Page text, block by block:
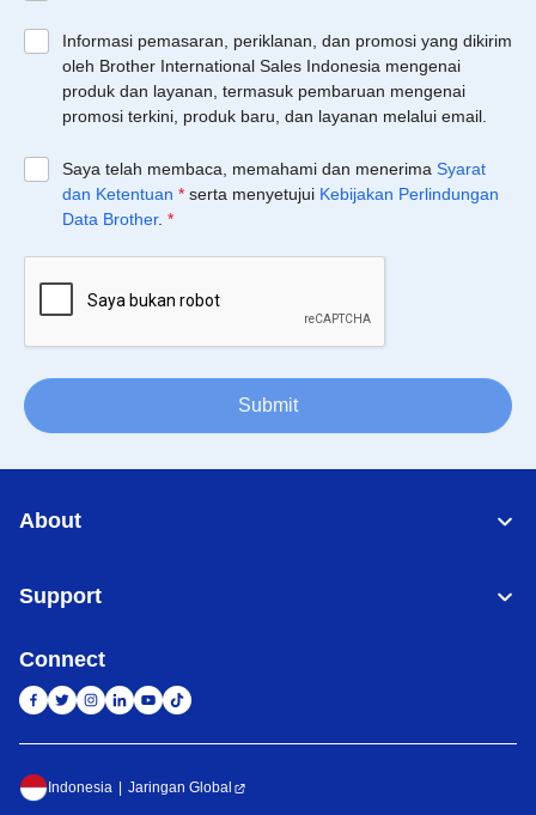
Informasi pemasaran, periklanan, dan promosi yang dikirim
oleh Brother International Sales Indonesia mengenai
produk dan layanan, termasuk pembaruan mengenai
promosi terkini, produk baru, dan layanan melalui email.
Saya telah membaca, memahami dan menerima Syarat
dan Ketentuan * serta menyetujui Kebijakan Perlindungan
Data Brother. *
Submit
About
Support
Connect
Indonesia Jaringan Global